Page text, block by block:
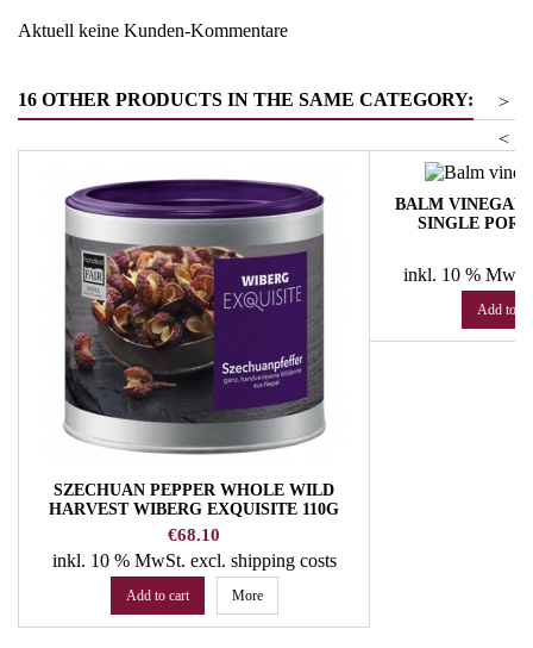
Aktuell keine Kunden-Kommentare
16 OTHER PRODUCTS IN THE SAME CATEGORY:
>
<
SZECHUAN PEPPER WHOLE WILD
HARVEST WIBERG EXQUISITE 110G
WIBERG
Price
€68.10
inkl. 10 % MwSt. excl. shipping costs
Add to cart More
BALM VINEGAR
SINGLE
inkl. 10 %
Add to